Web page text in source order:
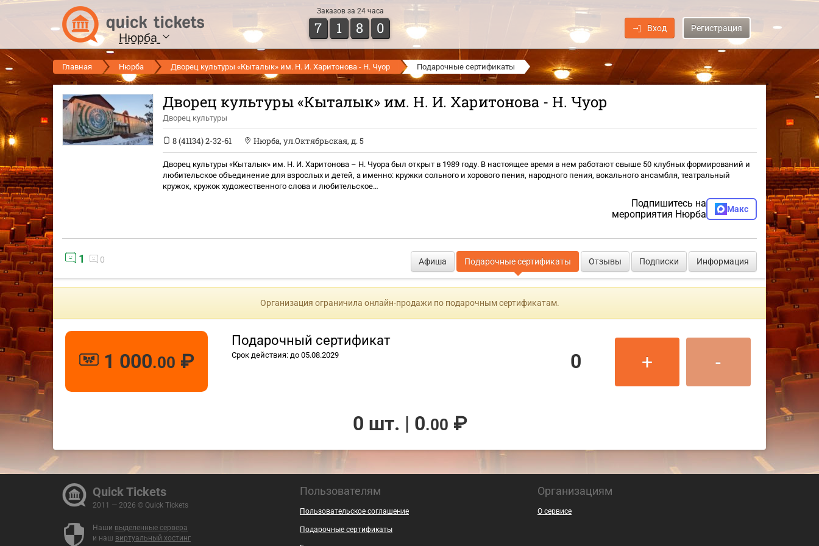
Нюрба
Заказов за 24 часа
7 1 8 0 Вход Регистрация
Главная Нюрба Дворец культуры «Кыталык» им. Н. И. Харитонова - Н. Чуор Подарочные сертификаты
Дворец культуры «Кыталык» им. Н. И. Харитонова - Н. Чуор
Дворец культуры
8 (41134) 2-32-61 Нюрба, ул.Октябрьская, д. 5
Дворец культуры «Кыталык» им. Н. И. Харитонова – Н. Чуора был открыт в 1989 году. В настоящее время в нем работают свыше 50 клубных формирований и
любительское объединение для взрослых и детей, а именно: кружки сольного и хорового пения, народного пения, вокального ансамбля, театральный
кружок, кружок художественного слова и любительское…
Подпишитесь на
мероприятия Нюрба
Макс
1 0 Афиша Подарочные сертификаты Отзывы Подписки Информация
Организация ограничила онлайн-продажи по подарочным сертификатам.
1 000.00 ₽
Подарочный сертификат
Срок действия: до 05.08.2029 0 + -
0 шт. | 0.00 ₽
Quick Tickets
2011 — 2026 © Quick Tickets
Наши выделенные сервера
и наш виртуальный хостинг
Пользователям
Пользовательское соглашение
Подарочные сертификаты
Организациям
О сервисе